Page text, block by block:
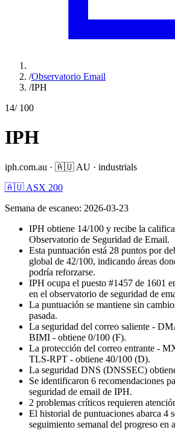
/Observatorio Email
/IPH
14/ 100
IPH
iph.com.au · 🇦🇺 AU · industrials
🇦🇺 ASX 200
Semana de escaneo: 2026-03-23
IPH obtiene 14/100 y recibe la
Observatorio de Seguridad de Email.
Esta puntuación está 28 puntos por
global de 42/100, indicando áreas
podría reforzarse.
IPH ocupa el puesto #1457 de 1601
en el observatorio de seguridad de
La puntuación se mantiene sin
pasada.
La seguridad del correo saliente -
BIMI - obtiene 0/100 (F).
La protección del correo entrante -
TLS-RPT - obtiene 40/100 (D).
La seguridad DNS (DNSSEC)
Se identificaron 6 recomendaciones
seguridad de email de IPH.
2 problemas críticos requieren
El historial de puntuaciones abarca 4
seguimiento semanal del progreso en